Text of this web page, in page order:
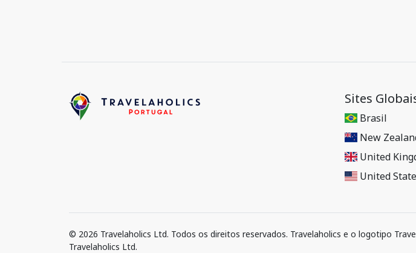
Sites
Brasil
New
United
United
© 2026 Travelaholics Ltd. Todos os direitos reservados. Travelaholics e o logotipo
Travelaholics Ltd.